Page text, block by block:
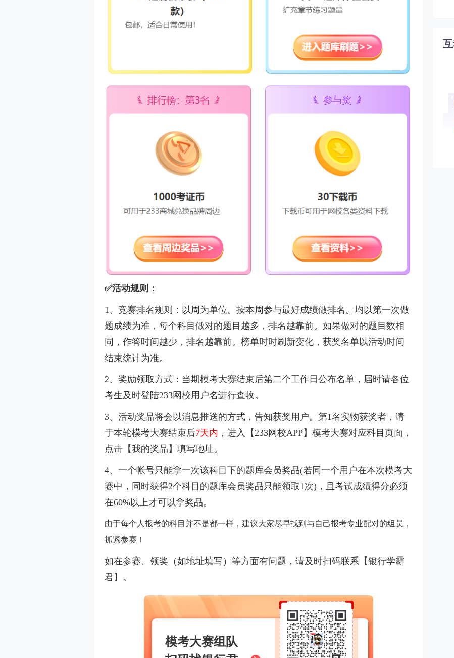
✅活动规则：
1、竞赛排名规则：以周为单位。按本周参与最好成绩做排名。均以第一次做
题成绩为准，每个科目做对的题目越多，排名越靠前。如果做对的题目数相
同，作答时间越少，排名越靠前。榜单时时刷新变化，获奖名单以活动时间
结束统计为准。
2、奖励领取方式：当期模考大赛结束后第二个工作日公布名单，届时请各位
考生及时登陆233网校用户名进行查收。
3、活动奖品将会以消息推送的方式，告知获奖用户。第1名实物获奖者，请
于本轮模考大赛结束后7天内 ，进入【233网校APP】模考大赛对应科目页面，
点击【我的奖品】填写地址。
4、 一个帐号只能拿一次该科目下的题库会员奖品(若同一个用户在本次模考大
赛中，同时获得2个科目的题库会员奖品只能领取1次)，且考试成绩得分必须
在60%以上才可以拿奖品。
由于每个人报考的科目并不是都一样，建议大家尽早找到与自己报考专业配对的组员，
抓紧参赛！
如在参赛、领奖（如地址填写 ）等方面有问题，请及时扫码联系【银行学霸
君】。
模考大赛组队